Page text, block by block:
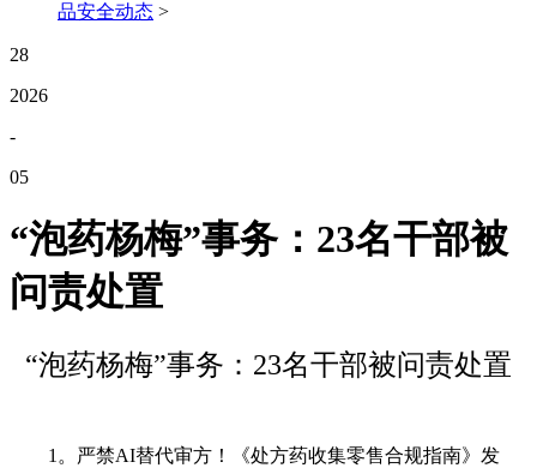
品安全动态 >
28
2026
-
05
“泡药杨梅”事务：23名干部被
问责处置
“泡药杨梅”事务：23名干部被问责处置
1。严禁AI替代审方！《处方药收集零售合规指南》发